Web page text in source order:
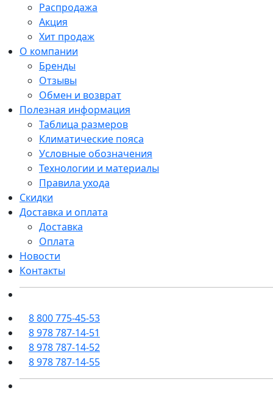
Распродажа
Акция
Хит продаж
О компании
Бренды
Отзывы
Обмен и возврат
Полезная информация
Таблица размеров
Климатические пояса
Условные обозначения
Технологии и материалы
Правила ухода
Скидки
Доставка и оплата
Доставка
Оплата
Новости
Контакты
8 800 775-45-53
8 978 787-14-51
8 978 787-14-52
8 978 787-14-55